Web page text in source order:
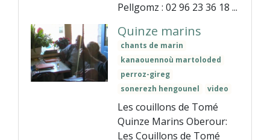
Pellgomz : 02 96 23 36 18 ...
Quinze marins
chants de marin
kanaouennoù martoloded
perroz-gireg
sonerezh hengounel
video
Les couillons de Tomé
Quinze Marins Oberour:
Les Couillons de Tomé